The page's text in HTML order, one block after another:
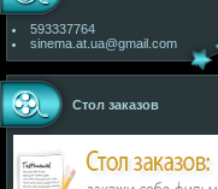
593337764
sinema.at.ua@gmail.com
Стол заказов